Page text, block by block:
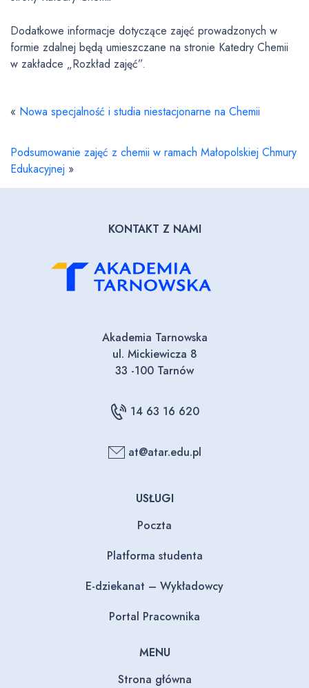
Dodatkowe informacje dotyczące zajęć prowadzonych w
formie zdalnej będą umieszczane na stronie Katedry Chemii
w zakładce „Rozkład zajęć”.
« Nowa specjalność i studia niestacjonarne na Chemii
Podsumowanie zajęć z chemii w ramach Małopolskiej Chmury
Edukacyjnej »
KONTAKT Z NAMI
Akademia Tarnowska
ul. Mickiewicza 8
33 -100 Tarnów
14 63 16 620
at@atar.edu.pl
USŁUGI
Poczta
Platforma studenta
E-dziekanat – Wykładowcy
Portal Pracownika
MENU
Strona główna